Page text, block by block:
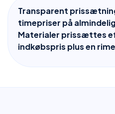
Transparent
timepriser på
Materialer prissættes
indkøbspris plus en